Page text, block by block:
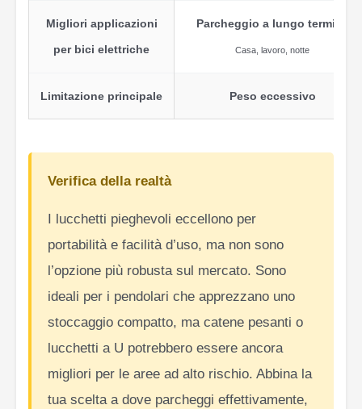
Migliori applicazioni
per bici elettriche
Parcheggio a lungo termine
Casa, lavoro, notte
Limitazione principale Peso eccessivo
Verifica della realtà
I lucchetti pieghevoli eccellono per
portabilità e facilità d’uso, ma non sono
l’opzione più robusta sul mercato. Sono
ideali per i pendolari che apprezzano uno
stoccaggio compatto, ma catene pesanti o
lucchetti a U potrebbero essere ancora
migliori per le aree ad alto rischio. Abbina la
tua scelta a dove parcheggi effettivamente,